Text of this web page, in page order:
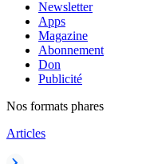
Newsletter
Apps
Magazine
Abonnement
Don
Publicité
Nos formats phares
Articles